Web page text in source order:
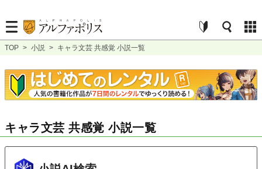
TOP > 小説 > キャラ文芸 共感覚 小説一覧
キャラ文芸 共感覚 小説一覧